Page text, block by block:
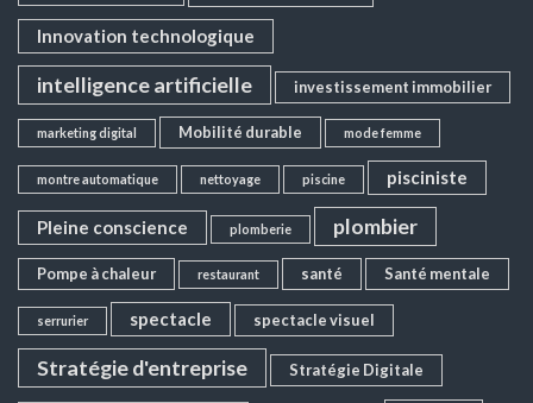
Innovation technologique
intelligence artificielle investissement immobilier
marketing digital Mobilité durable mode femme
montre automatique nettoyage piscine pisciniste
Pleine conscience plomberie plombier
Pompe à chaleur restaurant santé Santé mentale
serrurier spectacle spectacle visuel
Stratégie d'entreprise Stratégie Digitale